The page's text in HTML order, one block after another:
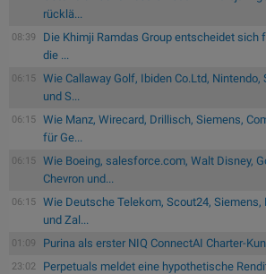
rücklä...
08:39
Die Khimji Ramdas Group entscheidet sich
die ...
06:15
Wie Callaway Golf, Ibiden Co.Ltd, Nintendo,
und S...
06:15
Wie Manz, Wirecard, Drillisch, Siemens,
für Ge...
06:15
Wie Boeing, salesforce.com, Walt Disney,
Chevron und...
06:15
Wie Deutsche Telekom, Scout24, Siemens,
und Zal...
01:09 Purina als erster NIQ ConnectAI Charter-
23:02
Perpetuals meldet eine hypothetische